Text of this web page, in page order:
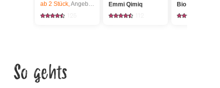
ab 2 Stück,Angebot gilt nur vom 6.8. bis 12.8.2026, solange Vorrat. Emmi Qimiq Bio Feta
So gehts